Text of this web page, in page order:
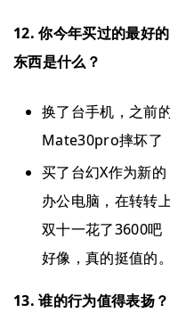
12. 你今年买过的最好的
东西是什么？
换了台手机，之前
Mate30pro摔坏了
买了台幻X作为新的
办公电脑，在转转
双十一花了3600吧
好像，真的挺值的
13. 谁的行为值得表扬？